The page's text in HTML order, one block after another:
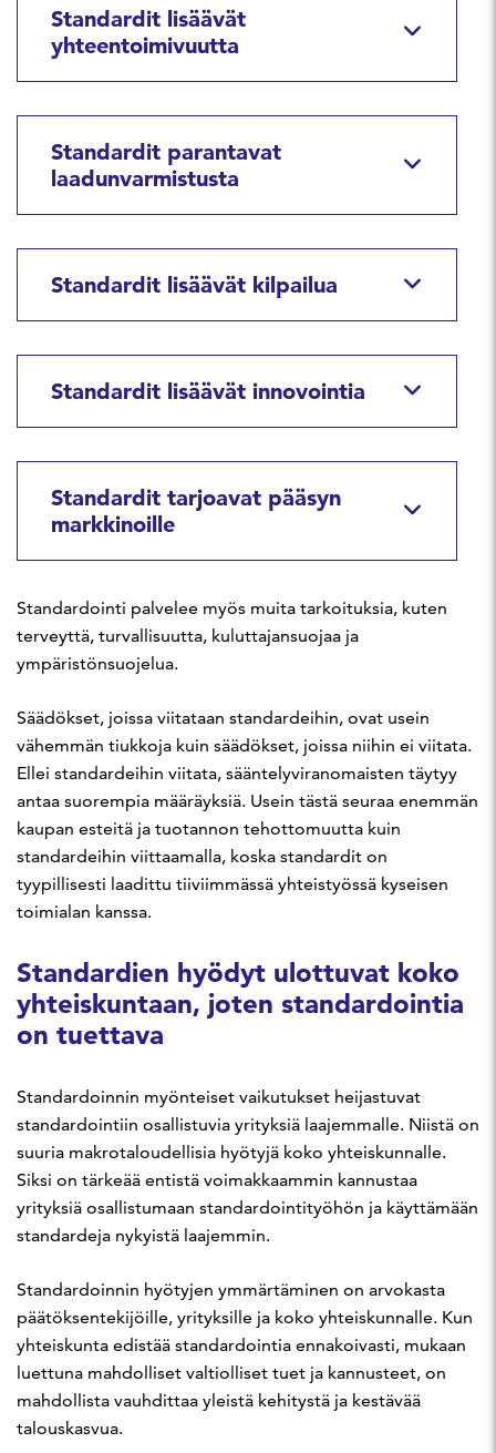
Standardit lisäävät
yhteentoimivuutta
Standardit parantavat
laadunvarmistusta
Standardit lisäävät kilpailua
Standardit lisäävät innovointia
Standardit tarjoavat pääsyn
markkinoille
Standardointi palvelee myös muita tarkoituksia, kuten
terveyttä, turvallisuutta, kuluttajansuojaa ja
ympäristönsuojelua.
Säädökset, joissa viitataan standardeihin, ovat usein
vähemmän tiukkoja kuin säädökset, joissa niihin ei viitata.
Ellei standardeihin viitata, sääntelyviranomaisten täytyy
antaa suorempia määräyksiä. Usein tästä seuraa enemmän
kaupan esteitä ja tuotannon tehottomuutta kuin
standardeihin viittaamalla, koska standardit on
tyypillisesti laadittu tiiviimmässä yhteistyössä kyseisen
toimialan kanssa.
Standardien hyödyt ulottuvat koko
yhteiskuntaan, joten standardointia
on tuettava
Standardoinnin myönteiset vaikutukset heijastuvat
standardointiin osallistuvia yrityksiä laajemmalle. Niistä on
suuria makrotaloudellisia hyötyjä koko yhteiskunnalle.
Siksi on tärkeää entistä voimakkaammin kannustaa
yrityksiä osallistumaan standardointityöhön ja käyttämään
standardeja nykyistä laajemmin.
Standardoinnin hyötyjen ymmärtäminen on arvokasta
päätöksentekijöille, yrityksille ja koko yhteiskunnalle. Kun
yhteiskunta edistää standardointia ennakoivasti, mukaan
luettuna mahdolliset valtiolliset tuet ja kannusteet, on
mahdollista vauhdittaa yleistä kehitystä ja kestävää
talouskasvua.